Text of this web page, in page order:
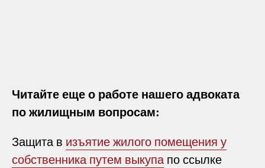
Читайте еще о работе нашего адвоката
по жилищным вопросам:
Защита в изъятие жилого помещения у
собственника путем выкупапо ссылке